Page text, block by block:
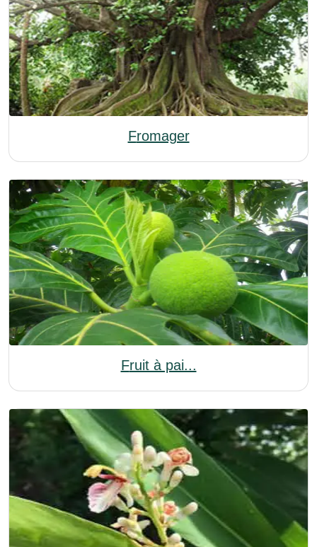
Fromager
Fruit à pai...